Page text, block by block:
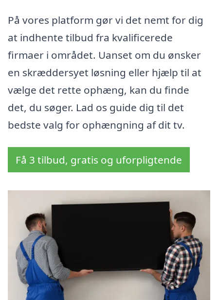
På vores platform gør vi det nemt for dig
at indhente tilbud fra kvalificerede
firmaer i området. Uanset om du ønsker
en skræddersyet løsning eller hjælp til at
vælge det rette ophæng, kan du finde
det, du søger. Lad os guide dig til det
bedste valg for ophængning af dit tv.
Få 3 tilbud, gratis og uforpligtende